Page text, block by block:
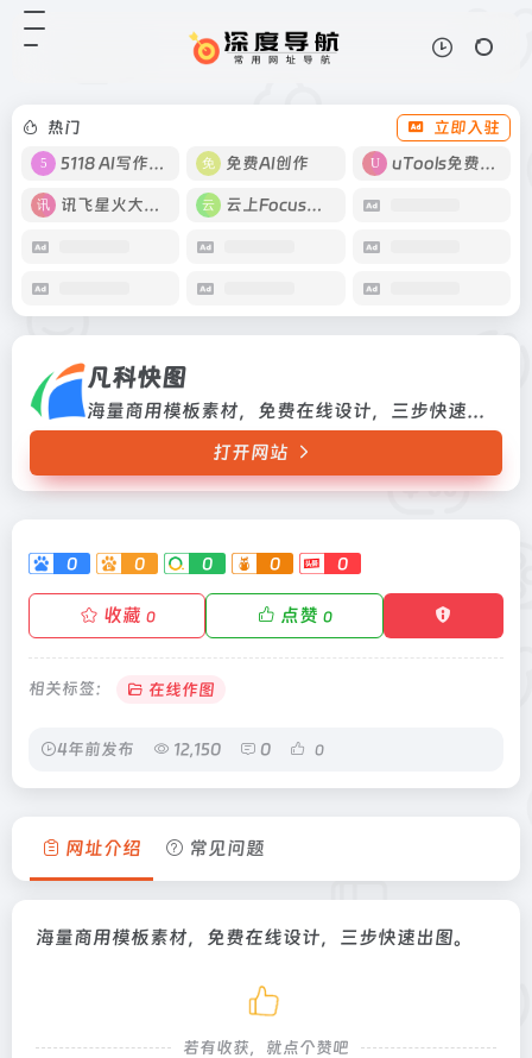
热门
立即入驻
5118 AI写作工具
免费AI创作 uTools免费工具箱
讯飞星火大模型 云上Focus接码
凡科快图
海量商用模板素材，免费在线设计，三步快速出图。
打开网站
0 0 0 0 0
收藏 0 点赞 0
相关标签： 在线作图
4年前发布 12,150 0 0
网址介绍 常见问题
海量商用模板素材，免费在线设计，三步快速出图。
若有收获，就点个赞吧